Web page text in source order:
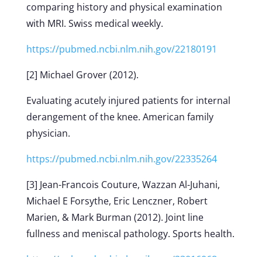
comparing history and physical examination
with MRI. Swiss medical weekly.
https://pubmed.ncbi.nlm.nih.gov/22180191
[2] Michael Grover (2012).
Evaluating acutely injured patients for internal
derangement of the knee. American family
physician.
https://pubmed.ncbi.nlm.nih.gov/22335264
[3] Jean-Francois Couture, Wazzan Al-Juhani,
Michael E Forsythe, Eric Lenczner, Robert
Marien, & Mark Burman (2012). Joint line
fullness and meniscal pathology. Sports health.